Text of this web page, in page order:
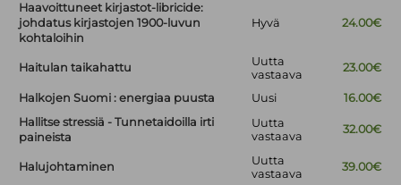
Haavoittuneet kirjastot-libricide:
johdatus kirjastojen 1900-luvun
kohtaloihin
Hyvä 24.00€
Haitulan taikahattu
Uutta
vastaava
23.00€
Halkojen Suomi : energiaa puusta Uusi
16.00€
Hallitse stressiä - Tunnetaidoilla irti
paineista
Uutta
vastaava
32.00€
Halujohtaminen
Uutta
vastaava
39.00€